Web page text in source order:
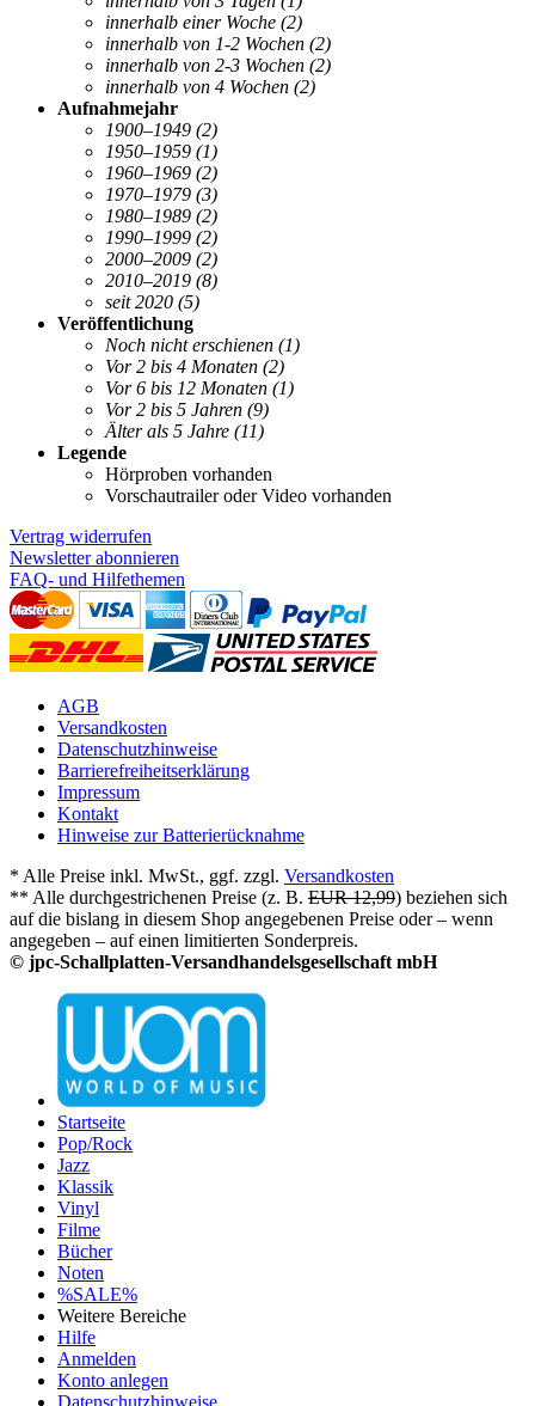
innerhalb einer Woche (2)
innerhalb von 1-2 Wochen (2)
innerhalb von 2-3 Wochen (2)
innerhalb von 4 Wochen (2)
Aufnahmejahr
1900–1949 (2)
1950–1959 (1)
1960–1969 (2)
1970–1979 (3)
1980–1989 (2)
1990–1999 (2)
2000–2009 (2)
2010–2019 (8)
seit 2020 (5)
Veröffentlichung
Noch nicht erschienen (1)
Vor 2 bis 4 Monaten (2)
Vor 6 bis 12 Monaten (1)
Vor 2 bis 5 Jahren (9)
Älter als 5 Jahre (11)
Legende
Hörproben vorhanden
Vorschautrailer oder Video vorhanden
Vertrag widerrufen
Newsletter abonnieren
FAQ- und Hilfethemen
AGB
Versandkosten
Datenschutzhinweise
Barrierefreiheitserklärung
Impressum
Kontakt
Hinweise zur Batterierücknahme
* Alle Preise inkl. MwSt., ggf. zzgl. Versandkosten
** Alle durchgestrichenen Preise (z. B. EUR 12,99) beziehen sich
auf die bislang in diesem Shop angegebenen Preise oder – wenn
angegeben – auf einen limitierten Sonderpreis.
© jpc-Schallplatten-Versandhandelsgesellschaft mbH
Startseite
Pop/Rock
Jazz
Klassik
Vinyl
Filme
Bücher
Noten
%SALE%
Weitere Bereiche
Hilfe
Anmelden
Konto anlegen
Datenschutzhinweise